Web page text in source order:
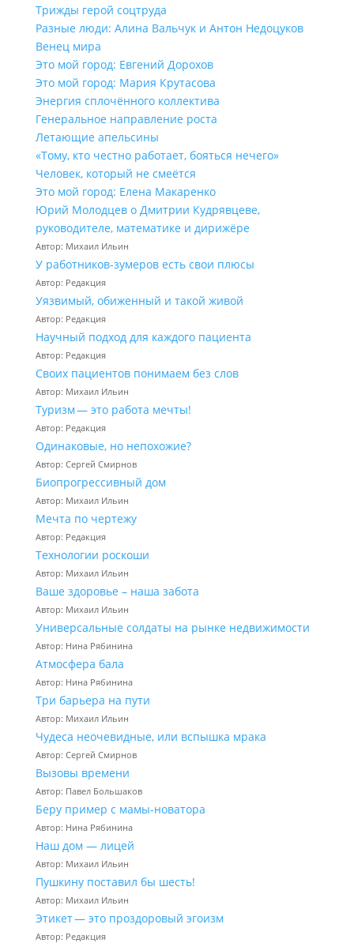
Трижды герой соцтруда
Разные люди: Алина Вальчук и Антон Недоцуков
Венец мира
Это мой город: Евгений Дорохов
Это мой город: Мария Крутасова
Энергия сплочённого коллектива
Генеральное направление роста
Летающие апельсины
«Тому, кто честно работает, бояться нечего»
Человек, который не смеётся
Это мой город: Елена Макаренко
Юрий Молодцев о Дмитрии Кудрявцеве,
руководителе, математике и дирижёре
Автор: Михаил Ильин
У работников‑зумеров есть свои плюсы
Автор: Редакция
Уязвимый, обиженный и такой живой
Автор: Редакция
Научный подход для каждого пациента
Автор: Редакция
Своих пациентов понимаем без слов
Автор: Михаил Ильин
Туризм — это работа мечты!
Автор: Редакция
Одинаковые, но непохожие?
Автор: Сергей Смирнов
Биопрогрессивный дом
Автор: Михаил Ильин
Мечта по чертежу
Автор: Редакция
Технологии роскоши
Автор: Михаил Ильин
Ваше здоровье – наша забота
Автор: Михаил Ильин
Универсальные солдаты на рынке недвижимости
Автор: Нина Рябинина
Атмосфера бала
Автор: Нина Рябинина
Три барьера на пути
Автор: Михаил Ильин
Чудеса неочевидные, или вспышка мрака
Автор: Сергей Смирнов
Вызовы времени
Автор: Павел Большаков
Беру пример с мамы-новатора
Автор: Нина Рябинина
Наш дом — лицей
Автор: Михаил Ильин
Пушкину поставил бы шесть!
Автор: Михаил Ильин
Этикет — это проздоровый эгоизм
Автор: Редакция